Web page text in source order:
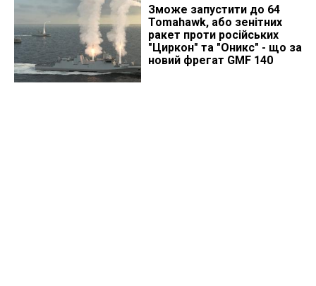
Зможе запустити до 64
Tomahawk, або зенітних
ракет проти російських
"Циркон" та "Оникс" - що за
новий фрегат GMF 140